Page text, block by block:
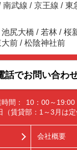
南武線 / 京王線 / 東
池尻大橋 / 若林 / 桜
前 / 松陰神社前
話でお問い合わ
間：
10：00～19:00
（賃貸部：1～3月は定
会社概要